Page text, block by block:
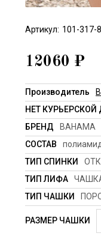
Артикул: 101-317-
12060 ₽
Производитель
НЕТ КУРЬЕРСКОЙ
БРЕНД
BAHAMA
СОСТАВ
ТИП СПИНКИ
ТИП ЛИФА
ТИП ЧАШКИ
РАЗМЕР ЧАШКИ